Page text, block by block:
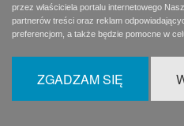
Cześć i chwała Żołnierzom
Piątek, 28 lutego (08:04)
Kto pojedzie do Katynia i do
Czwartek, 27 lutego (08:17)
Coś zgrzyta
przez właściciela portalu internetowego
partnerów treści oraz reklam
preferencjom, a także będzie pomocne w
ZGADZAM SIĘ